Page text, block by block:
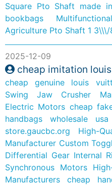
Square Pto Shaft made
bookbags
Agriculture Pto Shaft 1
2025-12-09
cheap imitation
cheap genuine louis
Swing Jaw Crusher
Electric Motors cheap
handbags wholesale
store.gaucbc.org
High-
Manufacturer Custom
Differential Gear Internal
Synchronous Motors
Manufacturers
cheap